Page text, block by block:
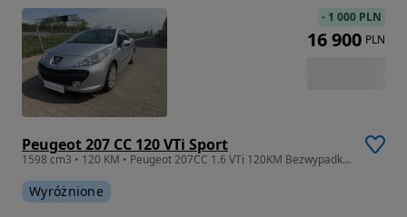
Peugeot 207 CC 120 VTi Sport
1598 cm3 • 120 KM • Peugeot 207CC 1.6 VTi 120KM Bezwypadkowy GWARANCJA Pierwszy właściciel
Wyróżnione
- 1 000 PLN
16 900 PLN